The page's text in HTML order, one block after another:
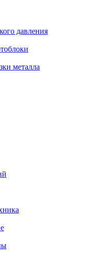
давления
металла